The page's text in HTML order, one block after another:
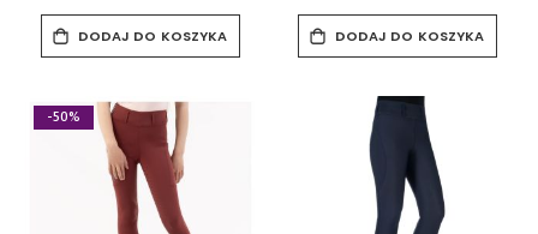
DODAJ DO KOSZYKA DODAJ DO KOSZYKA
-50%